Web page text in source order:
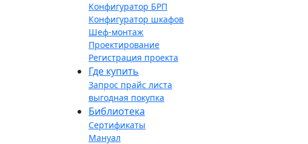
Конфигуратор БРП
Конфигуратор шкафов
Шеф-монтаж
Проектирование
Регистрация проекта
Где купить
Запрос прайс листа
выгодная покупка
Библиотека
Сертификаты
Мануал